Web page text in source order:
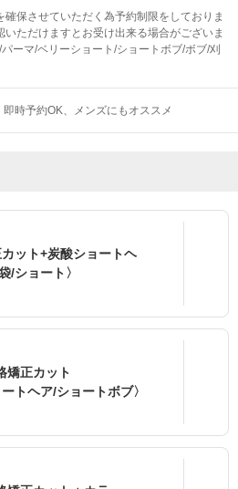
確保させていただく為予約制限をしておりま
いただけますとお受け出来る場合がございま
ーマ/ベリーショート/ショートボブ/ボブ/刈
即時予約OK メンズにもオススメ
カット+炭酸ショートヘ
/ショート〉
矯正カット
トヘア/ショートボブ〉